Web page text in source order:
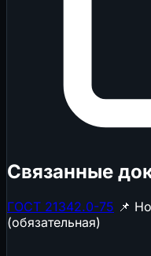
Связанные
ГОСТ 21342.0-75 📌
(обязательная)